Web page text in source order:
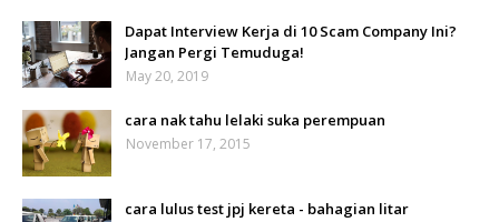
Dapat Interview Kerja di 10 Scam Company Ini?
Jangan Pergi Temuduga!
May 20, 2019
cara nak tahu lelaki suka perempuan
November 17, 2015
cara lulus test jpj kereta - bahagian litar